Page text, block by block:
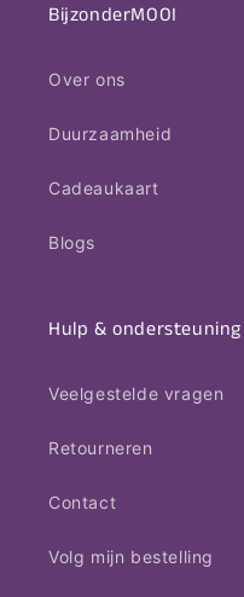
BijzonderMOOI
Over ons
Duurzaamheid
Cadeaukaart
Blogs
Hulp & ondersteuning
Veelgestelde vragen
Retourneren
Contact
Volg mijn bestelling